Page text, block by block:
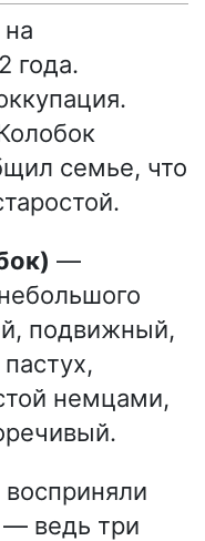
года.
семье, что
—
подвижный,
немцами,
— ведь три